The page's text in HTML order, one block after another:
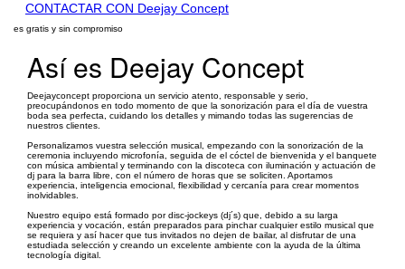
CONTACTAR CON Deejay Concept
es gratis y sin compromiso
Así es Deejay Concept
Deejayconcept proporciona un servicio atento, responsable y serio,
preocupándonos en todo momento de que la sonorización para el día de vuestra
boda sea perfecta, cuidando los detalles y mimando todas las sugerencias de
nuestros clientes.
Personalizamos vuestra selección musical, empezando con la sonorización de la
ceremonia incluyendo microfonía, seguida de el cóctel de bienvenida y el banquete
con música ambiental y terminando con la discoteca con iluminación y actuación de
dj para la barra libre, con el número de horas que se soliciten. Aportamos
experiencia, inteligencia emocional, flexibilidad y cercanía para crear momentos
inolvidables.
Nuestro equipo está formado por disc-jockeys (dj´s) que, debido a su larga
experiencia y vocación, están preparados para pinchar cualquier estilo musical que
se requiera y así hacer que tus invitados no dejen de bailar, al disfrutar de una
estudiada selección y creando un excelente ambiente con la ayuda de la última
tecnología digital.